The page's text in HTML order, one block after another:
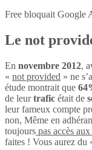
Free bloquait Google
Le not
En novembre 2012,
« not provided » ne
étude montrait que
de leurtrafic était de
leur fameux compte
non, Même en
toujours pas accès
faites ! Vous aurez du